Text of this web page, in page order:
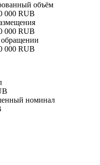
объём
000 RUB
000 RUB
000 RUB
номинал